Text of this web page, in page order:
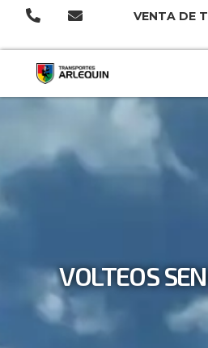
VENTA DE
VOLTEOS